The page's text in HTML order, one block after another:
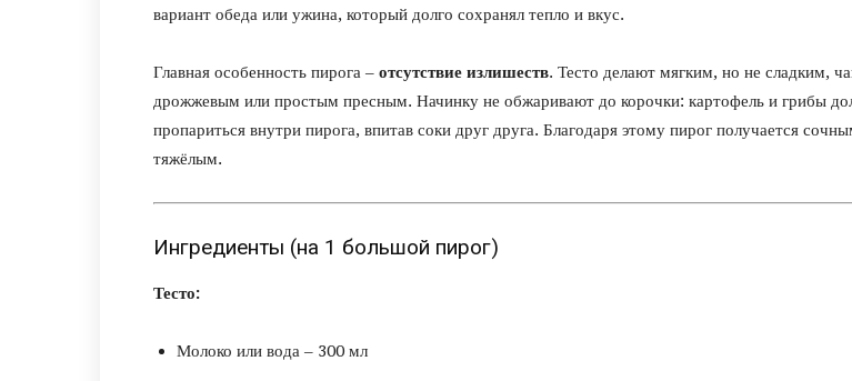
вариант обеда или ужина, который долго сохранял тепло и вкус.
Главная особенность пирога – отсутствие излишеств. Тесто делают мягким, но не сладким,
дрожжевым или простым пресным. Начинку не обжаривают до корочки: картофель и грибы
пропариться внутри пирога, впитав соки друг друга. Благодаря этому пирог получается
тяжёлым.
Ингредиенты (на 1 большой пирог)
Тесто:
Молоко или вода – 300 мл